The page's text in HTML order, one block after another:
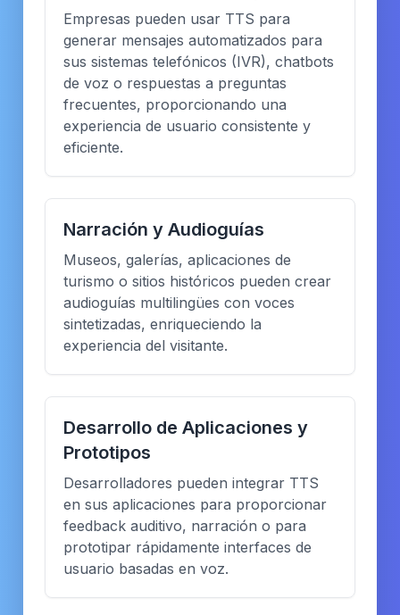
Empresas pueden usar TTS para
generar mensajes automatizados para
sus sistemas telefónicos (IVR), chatbots
de voz o respuestas a preguntas
frecuentes, proporcionando una
experiencia de usuario consistente y
eficiente.
Narración y Audioguías
Museos, galerías, aplicaciones de
turismo o sitios históricos pueden crear
audioguías multilingües con voces
sintetizadas, enriqueciendo la
experiencia del visitante.
Desarrollo de Aplicaciones y
Prototipos
Desarrolladores pueden integrar TTS
en sus aplicaciones para proporcionar
feedback auditivo, narración o para
prototipar rápidamente interfaces de
usuario basadas en voz.